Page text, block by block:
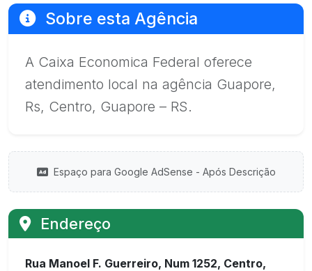
Sobre esta Agência
A Caixa Economica Federal oferece
atendimento local na agência Guapore,
Rs, Centro, Guapore – RS.
Espaço para Google AdSense - Após Descrição
Endereço
Rua Manoel F. Guerreiro, Num 1252, Centro,